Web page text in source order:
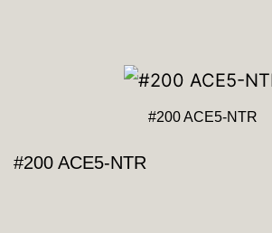
#200 ACE5-NTR
#200 ACE5-NTR